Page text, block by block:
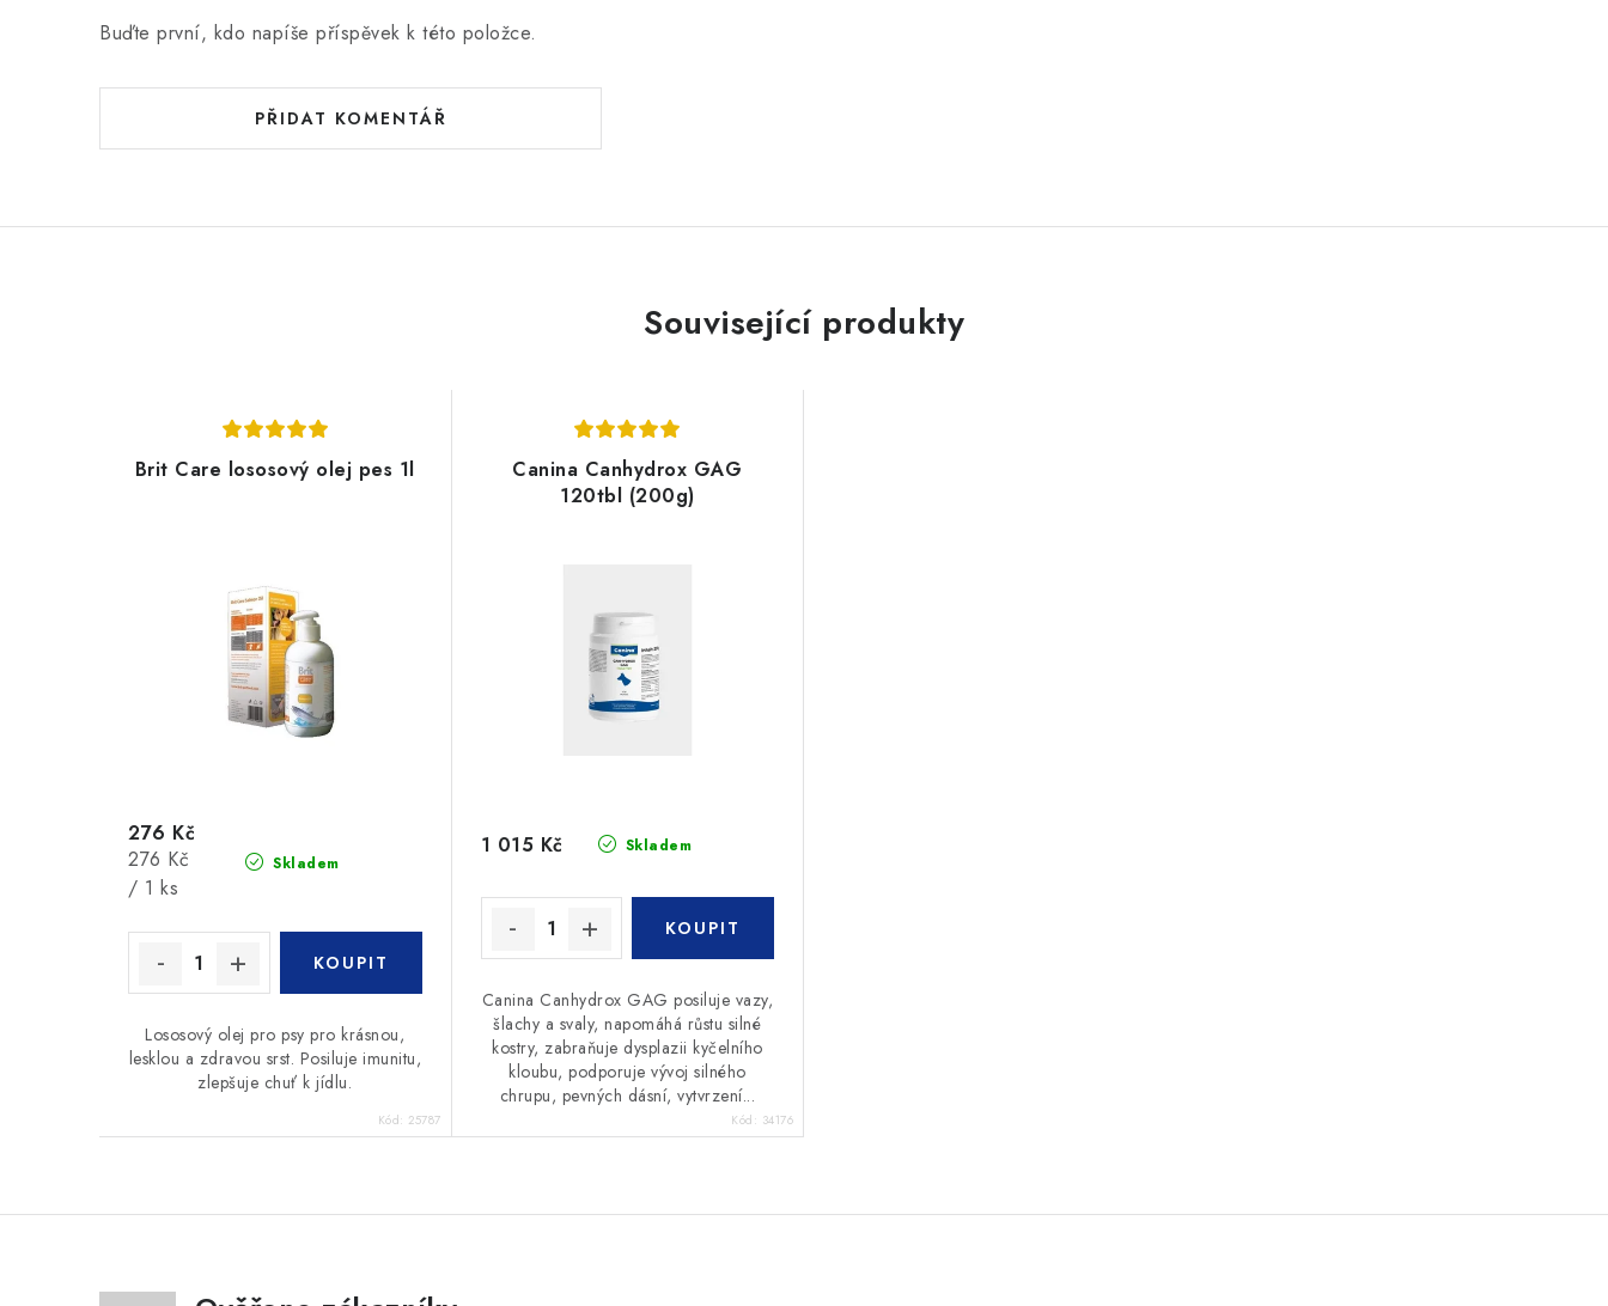
Buďte první, kdo napíše příspěvek k této položce.
PŘIDAT KOMENTÁŘ
Související produkty
Brit Care lososový olej pes 1l
Skladem
276 Kč
Měrná
cena:
276 Kč
/ 1 ks
Lososový olej pro psy pro krásnou,
lesklou a zdravou srst. Posiluje imunitu,
zlepšuje chuť k jídlu.
Kód: 25787
Canina Canhydrox GAG
120tbl (200g)
Skladem
1 015 Kč
Canina Canhydrox GAG posiluje vazy,
šlachy a svaly, napomáhá růstu silné
kostry, zabraňuje dysplazii kyčelního
kloubu, podporuje vývoj silného
chrupu, pevných dásní, vytvrzení...
Kód: 34176